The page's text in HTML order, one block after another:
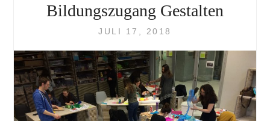
Bildungszugang Gestalten
JULI 17, 2018